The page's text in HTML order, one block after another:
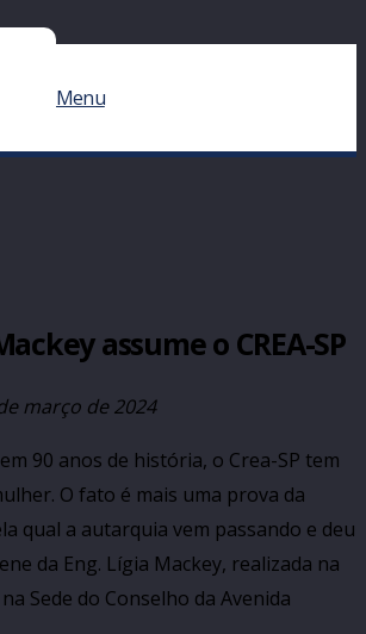
Menu
assume o CREA-SP
março de 2024
90 anos de história, o Crea-SP tem
O fato é mais uma prova da
qual a autarquia vem passando e deu
da Eng. Lígia Mackey, realizada na
Sede do Conselho da Avenida